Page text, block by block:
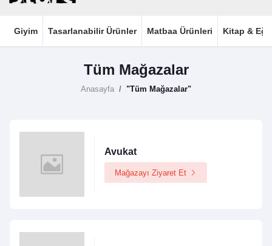
Giyim Tasarlanabilir Ürünler Matbaa Ürünleri Kitap &
Tüm Mağazalar
Anasayfa "Tüm Mağazalar"
Avukat
Mağazayı Ziyaret Et